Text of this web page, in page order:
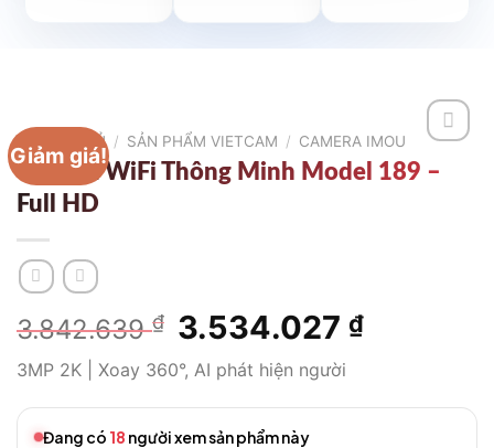
Giảm giá!
TRANG CHỦ / SẢN PHẨM VIETCAM / CAMERA IMOU
Camera WiFi Thông Minh Model 189 –
Full HD
3.842.639₫
Giá
gốc
là:
3.842.639 ₫.
3.534.027 ₫Giá
là:
3MP 2K | Xoay 360°, AI phát hiện người
Đang có 18 người xem sản phẩm này